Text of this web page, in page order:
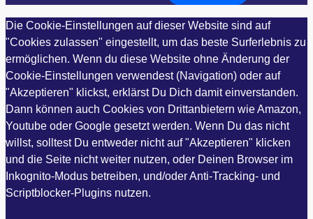
Die Cookie-Einstellungen auf dieser Website sind auf
"Cookies zulassen" eingestellt, um das beste Surferlebnis zu
ermöglichen. Wenn du diese Website ohne Änderung der
Cookie-Einstellungen verwendest (Navigation) oder auf
"Akzeptieren" klickst, erklärst Du Dich damit einverstanden.
Dann können auch Cookies von Drittanbietern wie Amazon,
Youtube oder Google gesetzt werden. Wenn Du das nicht
willst, solltest Du entweder nicht auf "Akzeptieren" klicken
und die Seite nicht weiter nutzen, oder Deinen Browser im
Inkognito-Modus betreiben, und/oder Anti-Tracking- und
Scriptblocker-Plugins nutzen.